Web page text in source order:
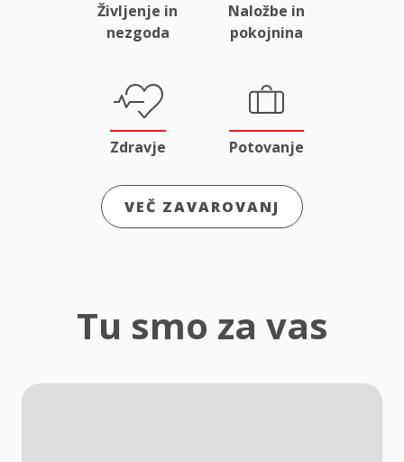
Življenje in
nezgoda
Naložbe in
pokojnina
Zdravje Potovanje
VEČ ZAVAROVANJ
Tu smo za vas